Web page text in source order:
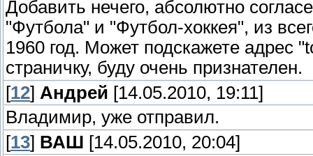
Добавить нечего, абсолютно
"Футбола" и "Футбол-хоккея", из
1960 год. Может подскажете адрес
страничку, буду очень признателен.
[12] Андрей [14.05.2010, 19:11]
Владимир, уже отправил.
[13] ВАШ [14.05.2010, 20:04]